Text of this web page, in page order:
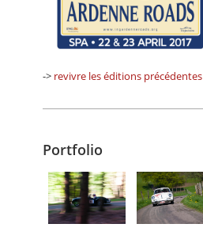
-> revivre les éditions précédentes
Portfolio